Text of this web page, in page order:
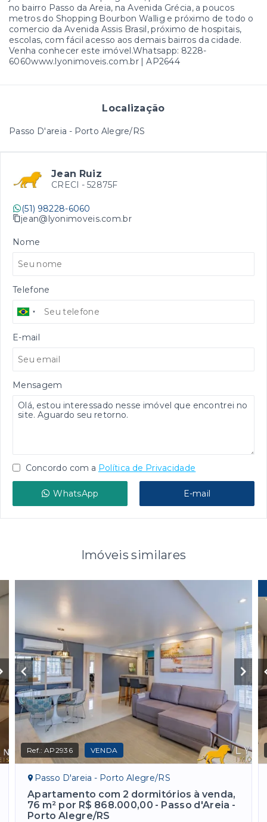
no bairro Passo da Areia, na Avenida Grécia, a poucos
metros do Shopping Bourbon Wallig e próximo de todo o
comercio da Avenida Assis Brasil, próximo de hospitais,
escolas, com fácil acesso aos demais bairros da cidade.
Venha conhecer este imóvel.Whatsapp: 8228-
6060www.lyonimoveis.com.br | AP2644
Localização
Passo D'areia - Porto Alegre/RS
Jean Ruiz
CRECI - 52875F
(51) 98228-6060
jean@lyonimoveis.com.br
Nome
Telefone
E-mail
Mensagem
Concordo com a Política de Privacidade
WhatsApp E-mail
Imóveis similares
Ref.:AP2936 VENDA
Passo D'areia - Porto Alegre/RS
Apartamento com 2 dormitórios à venda,
76 m² por R$ 868.000,00 - Passo d'Areia -
Porto Alegre/RS